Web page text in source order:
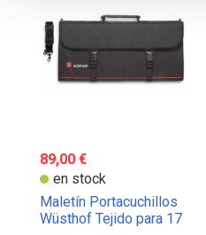
89,00 €
en stock
Maletín Portacuchillos
Wüsthof Tejido para 17